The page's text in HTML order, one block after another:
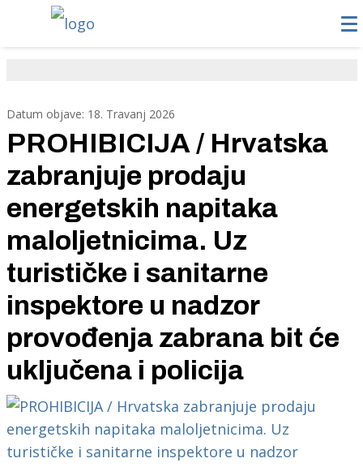
Datum objave: 18. Travanj 2026
PROHIBICIJA / Hrvatska
zabranjuje prodaju
energetskih napitaka
maloljetnicima. Uz
turističke i sanitarne
inspektore u nadzor
provođenja zabrana bit će
uključena i policija